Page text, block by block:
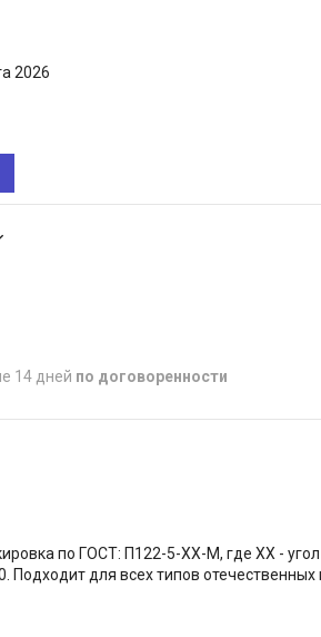
2026
14 дней по договоренности
по ГОСТ: П122-5-ХХ-М, где XX -
для всех типов